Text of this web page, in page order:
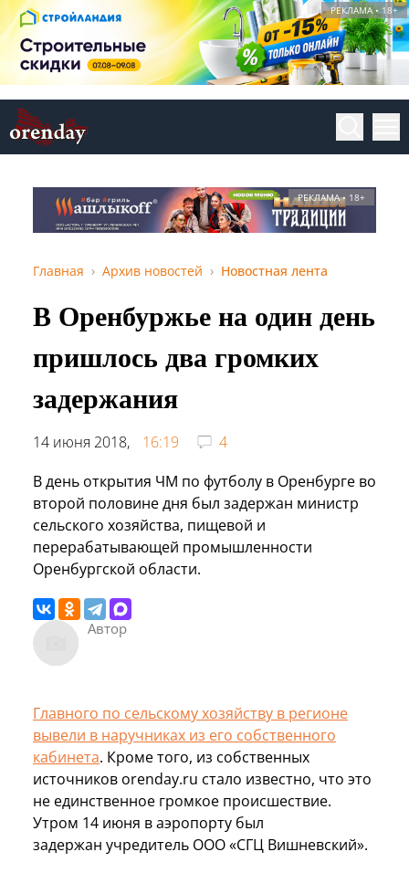
РЕКЛАМА • 18+
РЕКЛАМА • 18+
Главная Архив новостей Новостная лента
В Оренбуржье на один день
пришлось два громких
задержания
14 июня 2018, 16:19
4
В день открытия ЧМ по футболу в Оренбурге во
второй половине дня был задержан министр
сельского хозяйства, пищевой и
перерабатывающей промышленности
Оренбургской области.
Автор
Главного по сельскому хозяйству в регионе
вывели в наручниках из его собственного
кабинета. Кроме того, из собственных
источников orenday.ru стало известно, что это
не единственное громкое происшествие.
Утром 14 июня в аэропорту был
задержан учредитель ООО «СГЦ Вишневский».